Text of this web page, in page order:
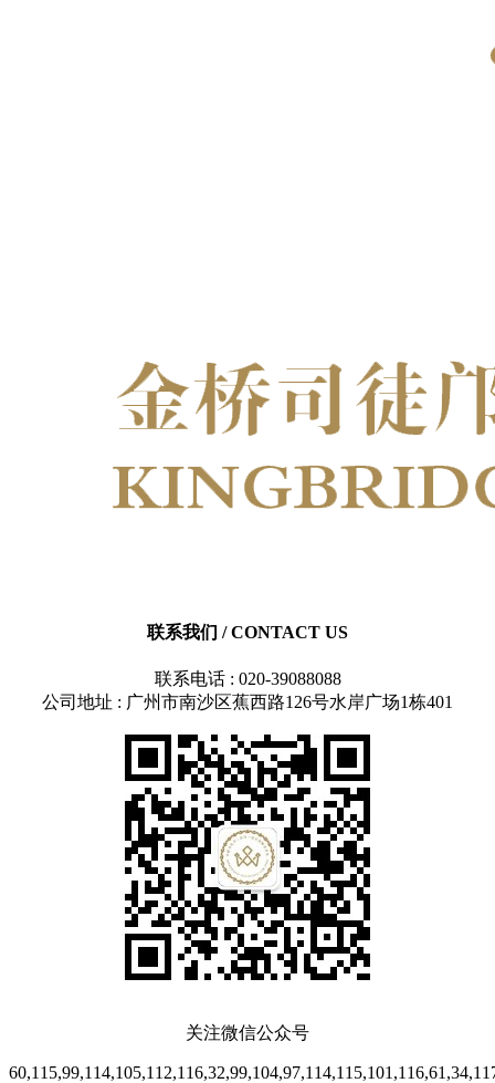
联系我们 / CONTACT US
联系电话 : 020-39088088
公司地址 : 广州市南沙区蕉西路126号水岸广场1栋401
关注微信公众号